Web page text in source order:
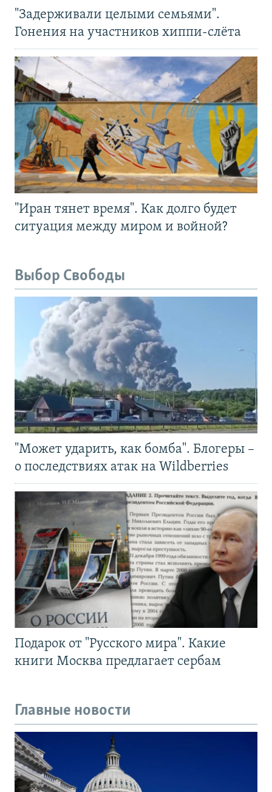
"Задерживали целыми семьями".
Гонения на участников хиппи-слёта
"Иран тянет время". Как долго будет
ситуация между миром и войной?
Выбор Свободы
"Может ударить, как бомба". Блогеры –
о последствиях атак на Wildberries
Подарок от "Русского мира". Какие
книги Москва предлагает сербам
Главные новости